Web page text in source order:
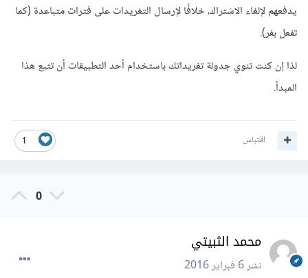
يدفعهم لإلغاء الاشتراك، خلافًا لإرسال التغريدات على فترات متباعدة (كما
تفعل بفر).
لذا إن كنت تنوي جدولة تغريداتك باستخدام أحد التطبيقات أن تتبع هذا
المبدأ.
1 اقتباس
0
محمد الثبيتي
نشر6 فبراير 2016